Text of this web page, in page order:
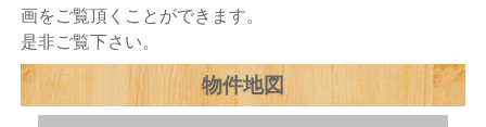
画をご覧頂くことができます。
是非ご覧下さい。
物件地図